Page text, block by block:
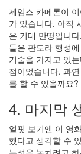
제임스 카메론이
가 있습니다. 아직
은 기대 만땅입니
들은 판도라 행성
기술을 가지고 있
점이었습니다. 과
를 할 수 있을까요?
4. 마지막
얼핏 보기엔 이 영
했다고 생각할 수